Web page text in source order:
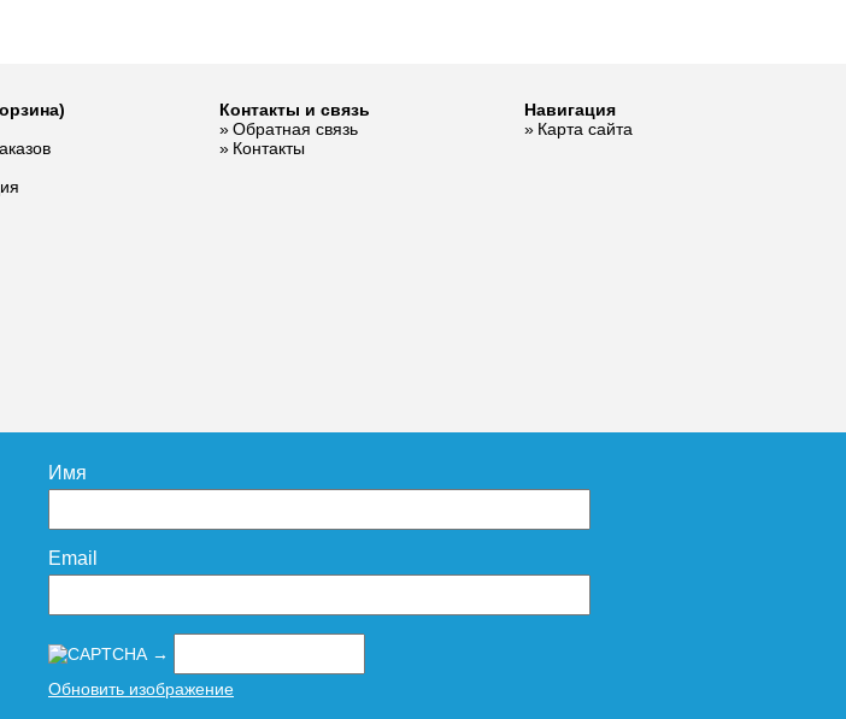
Контакты и связь
Обратная связь
Контакты
Навигация
Карта сайта
Имя
Email
→
Обновить изображение